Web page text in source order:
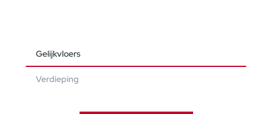
Gelijkvloers
Verdieping